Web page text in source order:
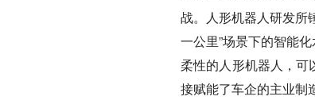
战。人形机器人研发所
一公里”场景下的智能
柔性的人形机器人，可
接赋能了车企的主业制